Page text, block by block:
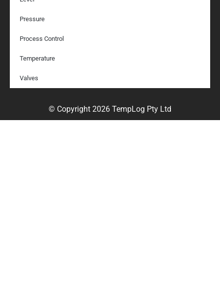
Pressure
Process Control
Temperature
Valves
© Copyright 2026 TempLog Pty Ltd